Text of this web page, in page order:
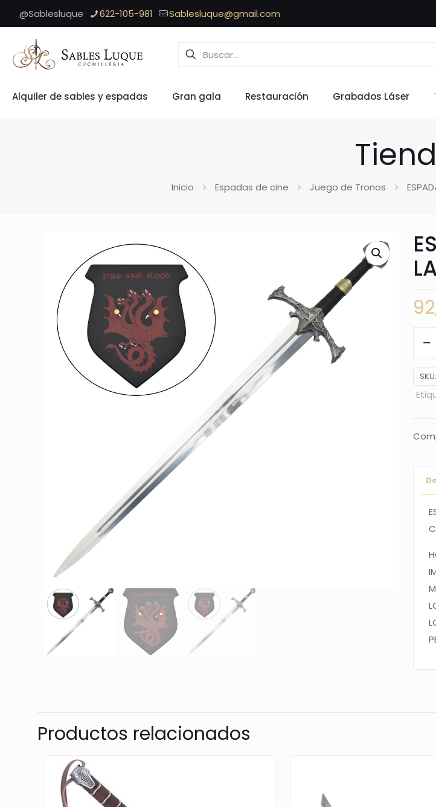
@Sablesluque 622-105-981 Sablesluque@gmail.com
Alquiler de sables y espadas Gran gala Restauración Grabados Láser
Inicio Espadas de cine Juego de Tronos
SKU:
Productos relacionados